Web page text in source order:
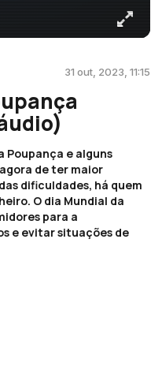
31 out, 2023, 11:15
Poupança e alguns
de ter maior
dificuldades, há quem
O dia Mundial da
para a
e evitar situações de